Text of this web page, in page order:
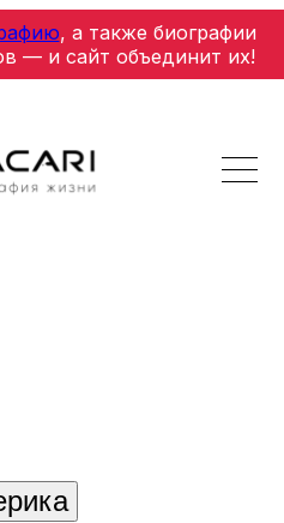
, а также биографии
— и сайт объединит их!